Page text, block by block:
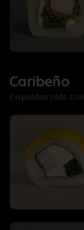
Caribeño
Exquisitos rolls